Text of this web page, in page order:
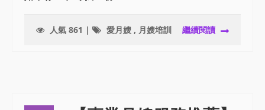
人氣 861 | 愛月嫂 , 月嫂培訓 繼續閱讀